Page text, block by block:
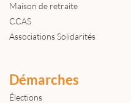
Maison de retraite
CCAS
Associations Solidarités
Démarches
Élections